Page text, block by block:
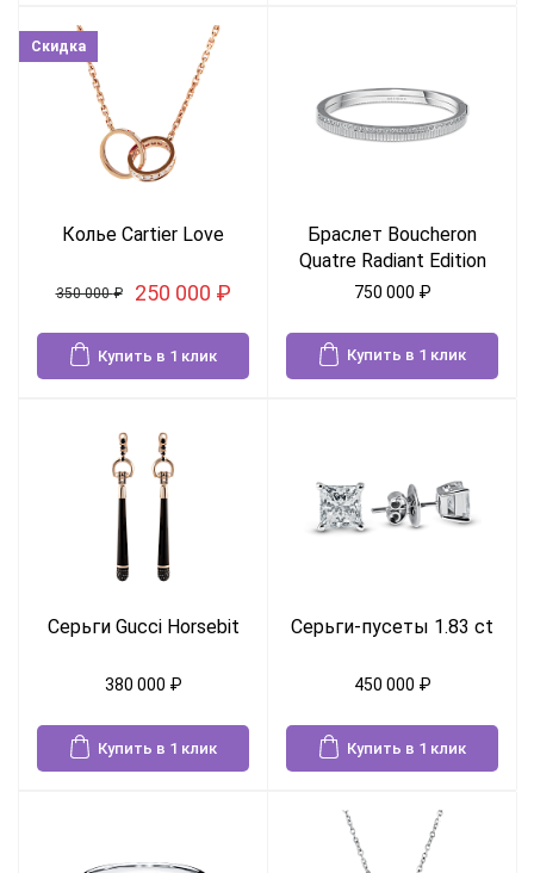
Скидка
Колье Cartier Love
350 000₽ 250 000 ₽
Купить в 1 клик
Браслет Boucheron
Quatre Radiant Edition
750 000 ₽
Купить в 1 клик
Серьги Gucci Horsebit
380 000 ₽
Купить в 1 клик
Серьги-пусеты 1.83 ct
450 000 ₽
Купить в 1 клик